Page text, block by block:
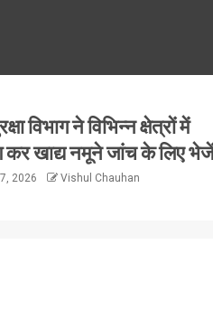
विभाग ने विभिन्न क्षेत्रों में
कर खाद्य नमूने जांच के लिए
2026 Vishul Chauhan